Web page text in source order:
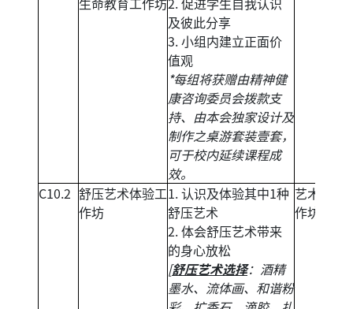
及彼此分享
3. 小组内建立正面价
值观
*每组将获赠由精神健
康咨询委员会拨款支
持、由本会独家设计及
制作之桌游套装壹套，
可于校内延续课程成
效。
C10.2 舒压艺术体验工
作坊
1. 认识及体验其中1种
舒压艺术
2. 体会舒压艺术带来
的身心放松
[舒压艺术选择：酒精
墨水、流体画、和谐粉
艺术体验
作坊